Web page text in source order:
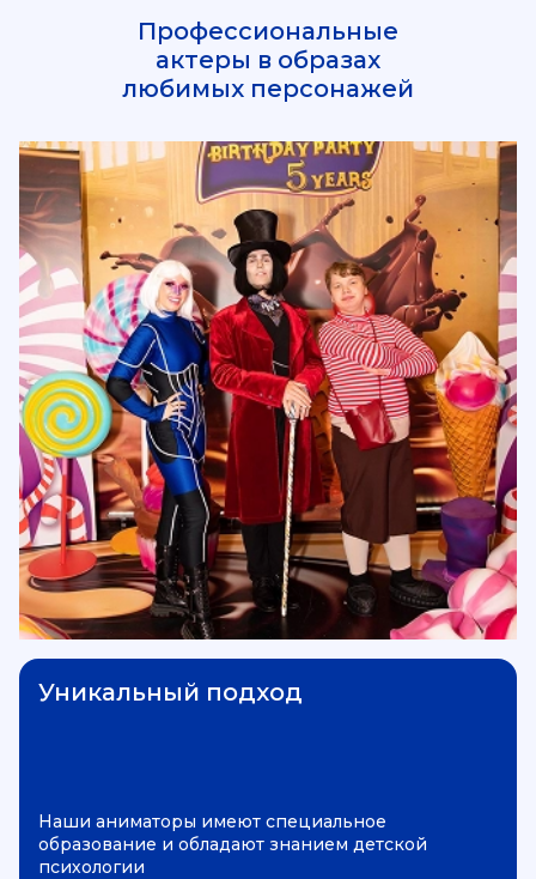
Профессиональные
актеры в образах
любимых персонажей
Уникальный подход
Наши аниматоры имеют специальное
образование и обладают знанием детской
психологии